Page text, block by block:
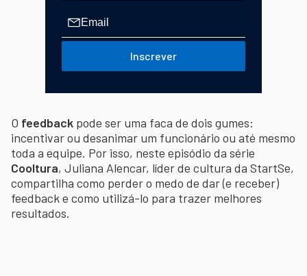
Inscrever
O feedback pode ser uma faca de dois gumes:
incentivar ou desanimar um funcionário ou até mesmo
toda a equipe. Por isso, neste episódio da série
Cooltura, Juliana Alencar, líder de cultura da StartSe,
compartilha como perder o medo de dar (e receber)
feedback e como utilizá-lo para trazer melhores
resultados.